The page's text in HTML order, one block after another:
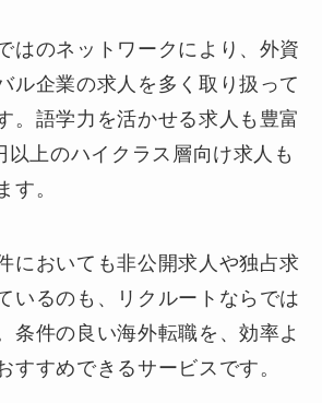
はのネットワークにより、外資
ル企業の求人を多く取り扱って
。語学力を活かせる求人も豊富
以上のハイクラス層向け求人も
す。
においても非公開求人や独占求
いるのも、リクルートならでは
条件の良い海外転職を、効率よ
すすめできるサービスです。